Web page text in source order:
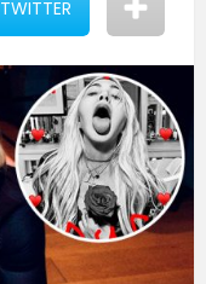
TWITTER